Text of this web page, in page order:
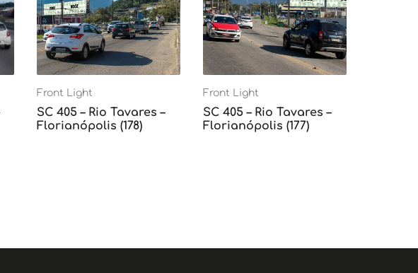
Front Light
SC 405 – Rio Tavares –
Florianópolis (178)
Front Light
SC 405 – Rio Tavares –
Florianópolis (177)